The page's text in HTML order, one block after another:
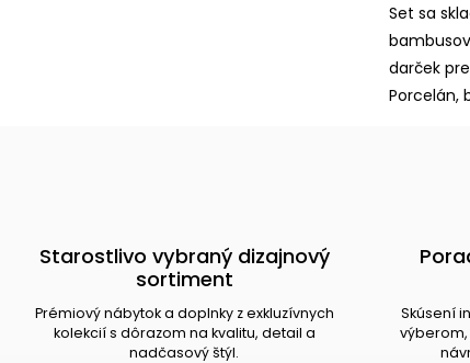
Set sa
darček
Porcelán,
Starostlivo vybraný dizajnový
sortiment
Prémiový nábytok a doplnky z exkluzívnych
kolekcií s dôrazom na kvalitu, detail a
nadčasový štýl.
Skúsení